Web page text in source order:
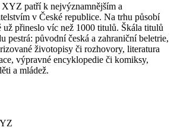
patří k nejvýznamnějším a
v České republice. Na trhu působí
přineslo víc než 1000 titulů. Škála titulů
pestrá: původní česká a zahraniční beletrie,
životopisy či rozhovory, literatura
výpravné encyklopedie či komiksy,
a mládež.